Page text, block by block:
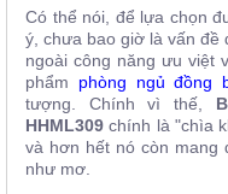
Hàng
Thất
Hàng
Có thể nói, để lựa chọn
ý, chưa bao giờ là vấn đề
ngoài công năng ưu việt
phẩm phòng ngủ đồng
tượng. Chính vì thế,
HHML309 chính là "chìa
và hơn hết nó còn mang
như mơ.